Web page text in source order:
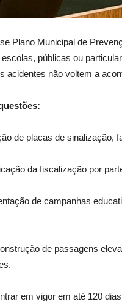
Plano Municipal de
públicas ou
acidentes não voltem a
de placas de
da fiscalização por
de campanhas
de passagens
em vigor em até 120